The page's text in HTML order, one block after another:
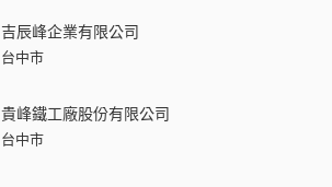
吉辰峰企業有限公司
台中市
貴峰鐵工廠股份有限公司
台中市